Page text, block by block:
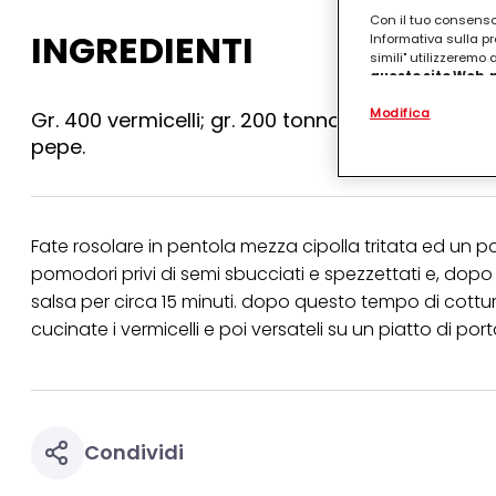
INGREDIENTI
Gr. 400 vermicelli; gr. 200 tonno sott?olio; gr.
pepe.
Fate rosolare in pentola mezza cipolla tritata ed un
pomodori privi di semi sbucciati e spezzettati e,
salsa per circa 15 minuti. dopo questo tempo di
cucinate i vermicelli e poi versateli su un piatto di
Condividi
Con il tuo
Informativa sulla
simili" utilizzeremo
questo sito
.
(rispettivamente
terzi, conservare
Puoi trovare
collegata nel piè
qualsiasi momento
collegata nel piè di
periodo di
"modifica" di
per uno o più degli
Modifica